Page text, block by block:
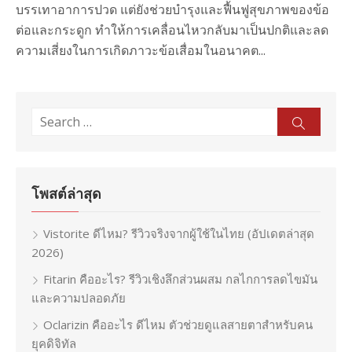
บรรเทาอาการปวด แต่ยังช่วยบำรุงและฟื้นฟูสุขภาพของข้อ
ต่อและกระดูก ทำให้การเคลื่อนไหวกลับมาเป็นปกติและลด
ความเสี่ยงในการเกิดภาวะข้อเสื่อมในอนาคต...
Search
โพสต์ล่าสุด
Vistorite ดีไหม? รีวิวจริงจากผู้ใช้ในไทย (อัปเดตล่าสุด
2026)
Fitarin คืออะไร? รีวิวเชิงลึกส่วนผสม กลไกการลดไขมัน
และความปลอดภัย
Oclarizin คืออะไร ดีไหม ตัวช่วยดูแลสายตาสำหรับคน
ยุคดิจิทัล